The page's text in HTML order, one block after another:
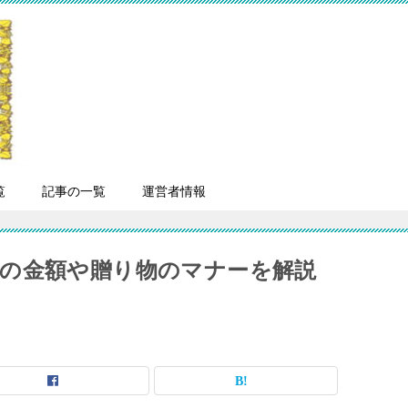
記事の一覧 運営者情報
金額や贈り物のマナーを解説